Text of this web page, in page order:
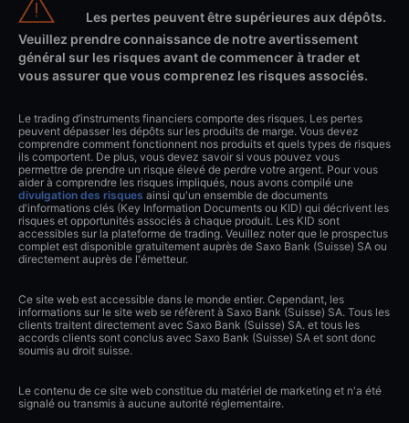
Les pertes peuvent être supérieures aux dépôts.
Veuillez prendre connaissance de notre avertissement
général sur les risques avant de commencer à trader et
vous assurer que vous comprenez les risques associés.
Le trading d’instruments financiers comporte des risques. Les pertes
peuvent dépasser les dépôts sur les produits de marge. Vous devez
comprendre comment fonctionnent nos produits et quels types de risques
ils comportent. De plus, vous devez savoir si vous pouvez vous
permettre de prendre un risque élevé de perdre votre argent. Pour vous
aider à comprendre les risques impliqués, nous avons compilé une
divulgation des risques ainsi qu'un ensemble de documents
d'informations clés (Key Information Documents ou KID) qui décrivent les
risques et opportunités associés à chaque produit. Les KID sont
accessibles sur la plateforme de trading. Veuillez noter que le prospectus
complet est disponible gratuitement auprès de Saxo Bank (Suisse) SA ou
directement auprès de l'émetteur.
Ce site web est accessible dans le monde entier. Cependant, les
informations sur le site web se réfèrent à Saxo Bank (Suisse) SA. Tous les
clients traitent directement avec Saxo Bank (Suisse) SA. et tous les
accords clients sont conclus avec Saxo Bank (Suisse) SA et sont donc
soumis au droit suisse.
Le contenu de ce site web constitue du matériel de marketing et n'a été
signalé ou transmis à aucune autorité réglementaire.